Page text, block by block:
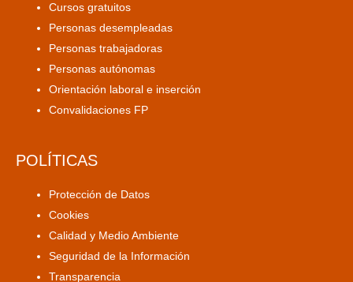
Cursos gratuitos
Personas desempleadas
Personas trabajadoras
Personas autónomas
Orientación laboral e inserción
Convalidaciones FP
POLÍTICAS
Protección de Datos
Cookies
Calidad y Medio Ambiente
Seguridad de la Información
Transparencia